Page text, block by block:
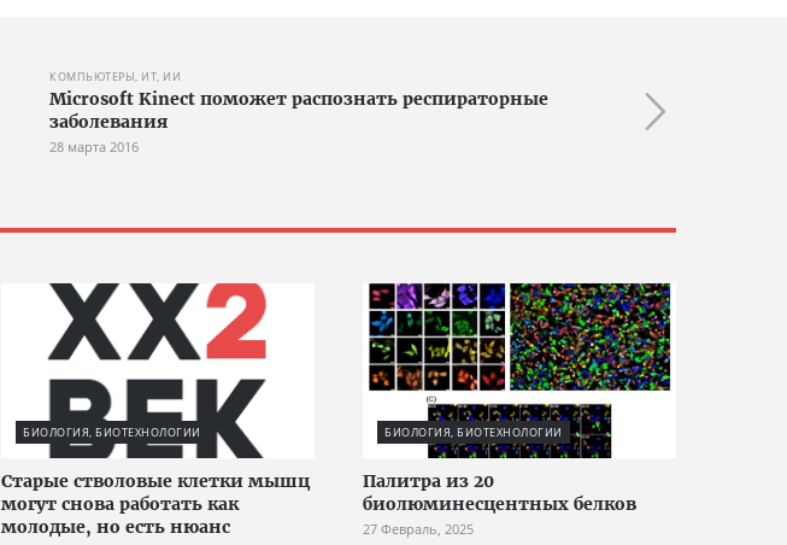
КОМПЬЮТЕРЫ, ИТ, ИИ
Microsoft Kinect поможет распознать респираторные
заболевания
28 марта 2016
БИОЛОГИЯ, БИОТЕХНОЛОГИИ
Старые стволовые клетки мышц
могут снова работать как
молодые, но есть нюанс
БИОЛОГИЯ, БИОТЕХНОЛОГИИ
Палитра из 20
биолюминесцентных белков
27 Февраль, 2025